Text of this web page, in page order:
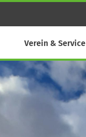
Verein & Service